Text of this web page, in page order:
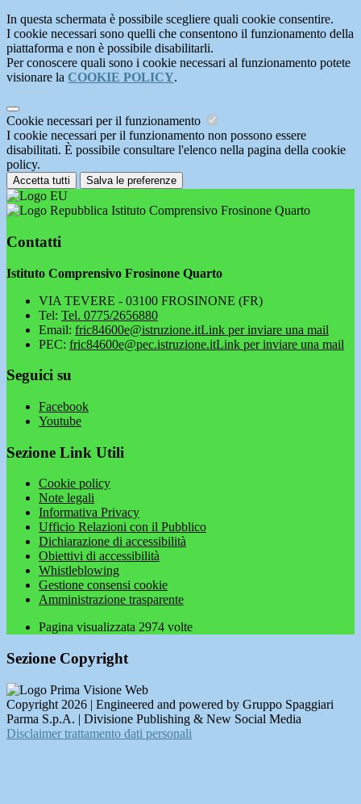
In questa schermata è possibile scegliere quali cookie consentire.
I cookie necessari sono quelli che consentono il funzionamento della
piattaforma e non è possibile disabilitarli.
Per conoscere quali sono i cookie necessari al funzionamento potete
visionare la COOKIE POLICY.
Cookie necessari per il funzionamento
I cookie necessari per il funzionamento non possono essere
disabilitati. È possibile consultare l'elenco nella pagina della cookie
policy.
Accetta tutti Salva le preferenze
Istituto Comprensivo Frosinone Quarto
Contatti
Istituto Comprensivo Frosinone Quarto
VIA TEVERE - 03100 FROSINONE (FR)
Tel: Tel. 0775/2656880
Email: fric84600e@istruzione.itLink per inviare una mail
PEC: fric84600e@pec.istruzione.itLink per inviare una mail
Seguici su
Facebook
Youtube
Sezione Link Utili
Cookie policy
Note legali
Informativa Privacy
Ufficio Relazioni con il Pubblico
Dichiarazione di accessibilità
Obiettivi di accessibilità
Whistleblowing
Gestione consensi cookie
Amministrazione trasparente
Pagina visualizzata 2974 volte
Sezione Copyright
Copyright 2026 | Engineered and powered by Gruppo Spaggiari
Parma S.p.A. | Divisione Publishing & New Social Media
Disclaimer trattamento dati personali